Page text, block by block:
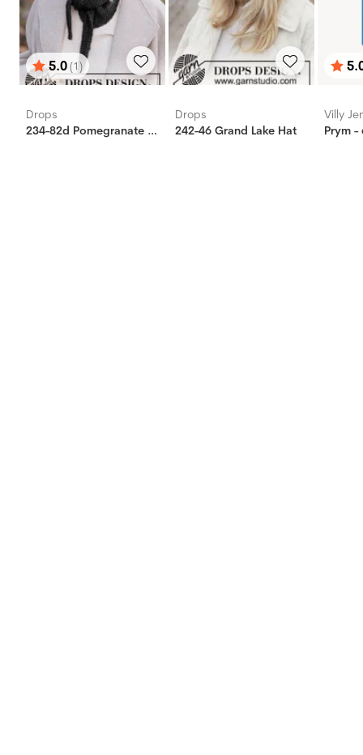
Betyg:
5.0(1)
utav 5 stjärnor
Drops
234-82d Pomegranate Shawl
Drops
242-46 Grand Lake Hat
utav
Villy